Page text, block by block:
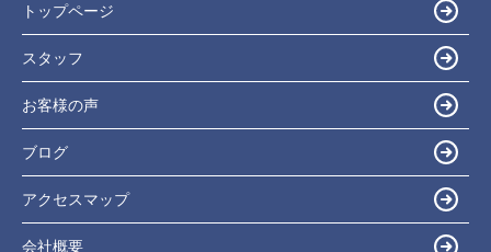
トップページ
スタッフ
お客様の声
ブログ
アクセスマップ
会社概要